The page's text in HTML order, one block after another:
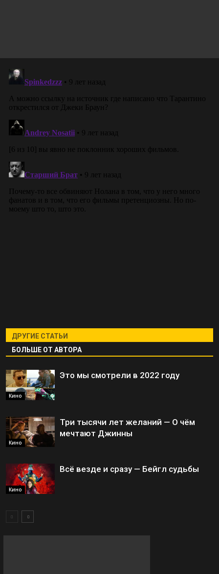
ДРУГИЕ СТАТЬИ
БОЛЬШЕ ОТ АВТОРА
Кино
Это мы смотрели в 2022 году
Кино
Три тысячи лет желаний — О чём
мечтают Джинны
Кино
Всё везде и сразу — Бейгл судьбы